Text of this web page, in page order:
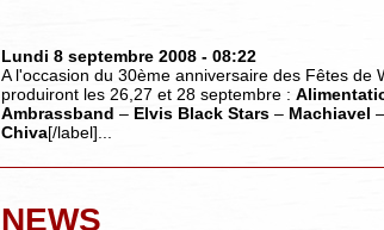
Lundi 8 septembre 2008 - 08:22
A l'occasion du 30ème anniversaire des Fêtes de
produiront les 26,27 et 28 septembre :
Ambrassband – Elvis Black Stars– Machiavel –
Chiva[/label]...
NEWS